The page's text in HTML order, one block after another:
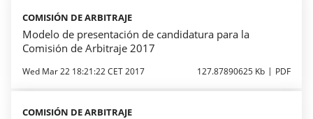
COMISIÓN DE ARBITRAJE
Modelo de presentación de candidatura para la
Comisión de Arbitraje 2017
Wed Mar 22 18:21:22 CET 2017 127.87890625 Kb PDF
COMISIÓN DE ARBITRAJE